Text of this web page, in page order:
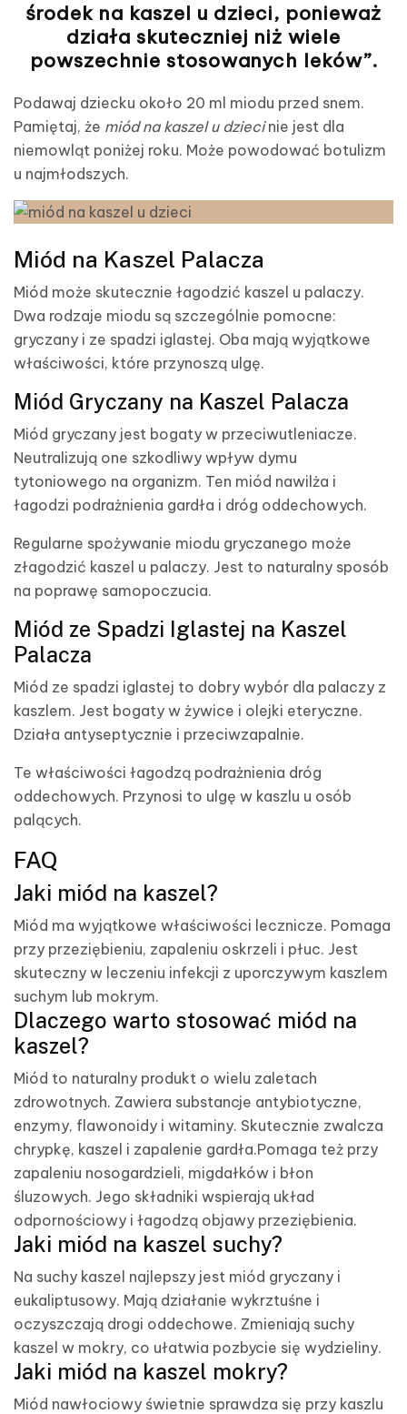
środek na kaszel u dzieci, ponieważ
działa skuteczniej niż wiele
powszechnie stosowanych leków”.
Podawaj dziecku około 20 ml miodu przed snem.
Pamiętaj, że miód na kaszel u dziecinie jest dla
niemowląt poniżej roku. Może powodować botulizm
u najmłodszych.
Miód na Kaszel Palacza
Miód może skutecznie łagodzić kaszel u palaczy.
Dwa rodzaje miodu są szczególnie pomocne:
gryczany i ze spadzi iglastej. Oba mają wyjątkowe
właściwości, które przynoszą ulgę.
Miód Gryczany na Kaszel Palacza
Miód gryczany jest bogaty w przeciwutleniacze.
Neutralizują one szkodliwy wpływ dymu
tytoniowego na organizm. Ten miód nawilża i
łagodzi podrażnienia gardła i dróg oddechowych.
Regularne spożywanie miodu gryczanego może
złagodzić kaszel u palaczy. Jest to naturalny sposób
na poprawę samopoczucia.
Miód ze Spadzi Iglastej na Kaszel
Palacza
Miód ze spadzi iglastej to dobry wybór dla palaczy z
kaszlem. Jest bogaty w żywice i olejki eteryczne.
Działa antyseptycznie i przeciwzapalnie.
Te właściwości łagodzą podrażnienia dróg
oddechowych. Przynosi to ulgę w kaszlu u osób
palących.
FAQ
Jaki miód na kaszel?
Miód ma wyjątkowe właściwości lecznicze. Pomaga
przy przeziębieniu, zapaleniu oskrzeli i płuc. Jest
skuteczny w leczeniu infekcji z uporczywym kaszlem
suchym lub mokrym.
Dlaczego warto stosować miód na
kaszel?
Miód to naturalny produkt o wielu zaletach
zdrowotnych. Zawiera substancje antybiotyczne,
enzymy, flawonoidy i witaminy. Skutecznie zwalcza
chrypkę, kaszel i zapalenie gardła.Pomaga też przy
zapaleniu nosogardzieli, migdałków i błon
śluzowych. Jego składniki wspierają układ
odpornościowy i łagodzą objawy przeziębienia.
Jaki miód na kaszel suchy?
Na suchy kaszel najlepszy jest miód gryczany i
eukaliptusowy. Mają działanie wykrztuśne i
oczyszczają drogi oddechowe. Zmieniają suchy
kaszel w mokry, co ułatwia pozbycie się wydzieliny.
Jaki miód na kaszel mokry?
Miód nawłociowy świetnie sprawdza się przy kaszlu